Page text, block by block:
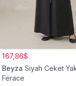
167,86$
Beyza Siyah Ceket
Ferace